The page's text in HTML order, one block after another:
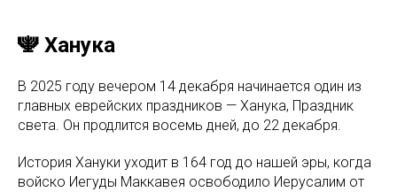
🕎 Ханука
В 2025 году вечером 14 декабря начинается один из
главных еврейских праздников — Ханука, Праздник
света. Он продлится восемь дней, до 22 декабря.
История Хануки уходит в 164 год до нашей эры, когда
войско Иегуды Маккавея освободило Иерусалим от